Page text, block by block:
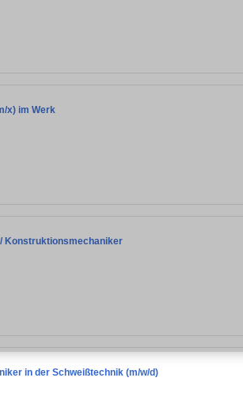
x) im Werk
Konstruktionsmechaniker
in der Schweißtechnik (m/w/d)